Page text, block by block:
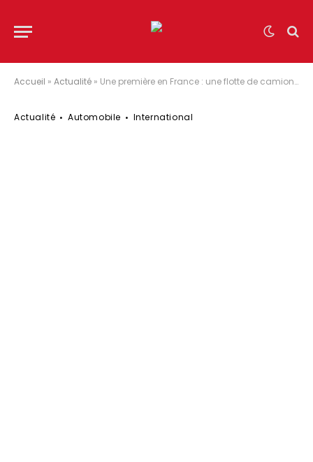
Accueil » Actualité » Une première en France : une flotte de camions électriques pilotée par l’intelligence énergétique
Actualité Automobile International